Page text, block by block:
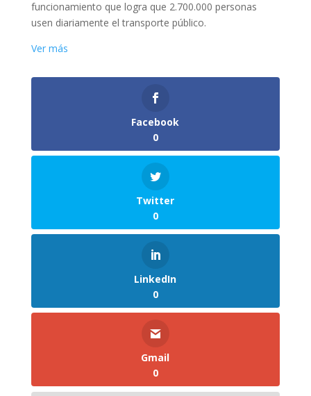
funcionamiento que logra que 2.700.000 personas
usen diariamente el transporte público.
Ver más
Facebook
0
Twitter
0
LinkedIn
0
Gmail
0